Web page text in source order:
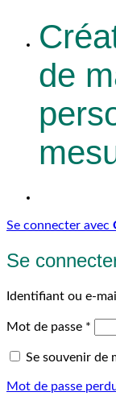
de
Se connecter avec
Se
Identifiant ou e-mail
Mot de passe *
Se souvenir de
Mot de passe